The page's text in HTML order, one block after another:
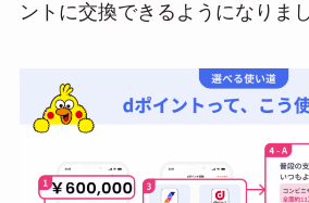
ントに交換できるようになりまし